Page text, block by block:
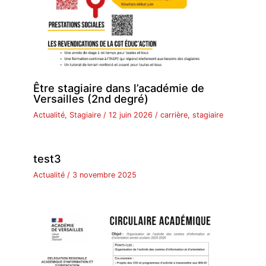
Être stagiaire dans l’académie de
Versailles (2nd degré)
Actualité, Stagiaire /12 juin 2026 /carrière,stagiaire
test3
Actualité / 3 novembre 2025